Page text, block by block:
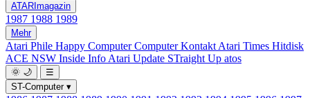
ATARImagazin
1987 1988 1989
Mehr
Atari Phile Happy ComputerComputer Kontakt Atari Times Hitdisk
ACE NSW Inside Info Atari Update STraight Up atos
🌞 🌙
☰
ST-Computer ▾